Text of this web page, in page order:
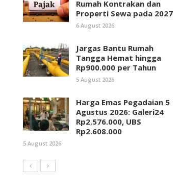
Rumah Kontrakan dan
Properti Sewa pada 2027
6 August 2026
Jargas Bantu Rumah
Tangga Hemat hingga
Rp900.000 per Tahun
5 August 2026
Harga Emas Pegadaian 5
Agustus 2026: Galeri24
Rp2.576.000, UBS
Rp2.608.000
5 August 2026